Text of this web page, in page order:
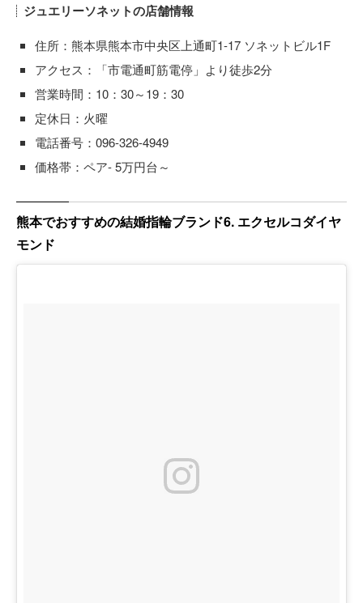
ジュエリーソネットの店舗情報
住所：熊本県熊本市中央区上通町1-17 ソネットビル1F
アクセス：「市電通町筋電停」より徒歩2分
営業時間：10：30～19：30
定休日：火曜
電話番号：096-326-4949
価格帯：ペア- 5万円台～
熊本でおすすめの結婚指輪ブランド6. エクセルコダイヤ
モンド